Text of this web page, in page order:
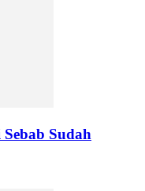
Sudah